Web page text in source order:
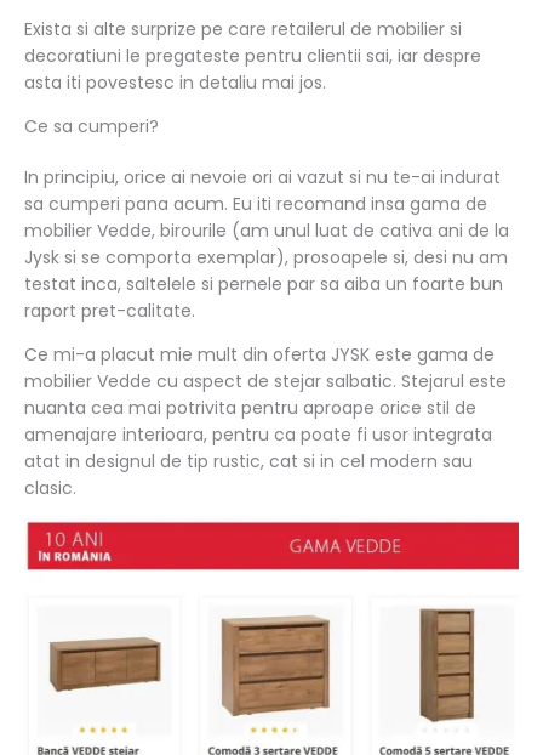
Exista si alte surprize pe care retailerul de mobilier si
decoratiuni le pregateste pentru clientii sai, iar despre
asta iti povestesc in detaliu mai jos.
Ce sa cumperi?
In principiu, orice ai nevoie ori ai vazut si nu te-ai indurat
sa cumperi pana acum. Eu iti recomand insa gama de
mobilier Vedde, birourile (am unul luat de cativa ani de la
Jysk si se comporta exemplar), prosoapele si, desi nu am
testat inca, saltelele si pernele par sa aiba un foarte bun
raport pret-calitate.
Ce mi-a placut mie mult din oferta JYSK este gama de
mobilier Vedde cu aspect de stejar salbatic. Stejarul este
nuanta cea mai potrivita pentru aproape orice stil de
amenajare interioara, pentru ca poate fi usor integrata
atat in designul de tip rustic, cat si in cel modern sau
clasic.